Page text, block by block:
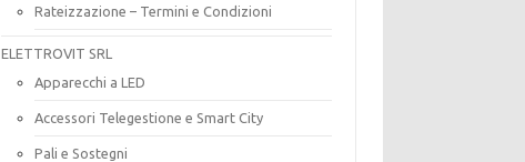
Rateizzazione – Termini e Condizioni
ELETTROVIT SRL
Apparecchi a LED
Accessori Telegestione e Smart City
Pali e Sostegni